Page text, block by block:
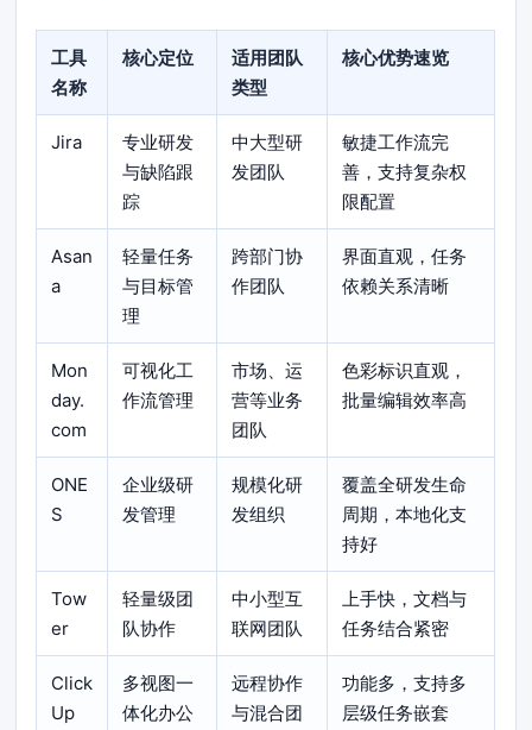
工具
名称
核心定位
适用团队
类型
核心优势速览
Jira
专业研发
与缺陷跟
踪
中大型研
发团队
敏捷工作流完
善，支持复杂权
限配置
Asan
a
轻量任务
与目标管
理
跨部门协
作团队
界面直观，任务
依赖关系清晰
Mon
day.
com
可视化工
作流管理
市场、运
营等业务
团队
色彩标识直观，
批量编辑效率高
ONE
S
企业级研
发管理
规模化研
发组织
覆盖全研发生命
周期，本地化支
持好
Tow
er
轻量级团
队协作
中小型互
联网团队
上手快，文档与
任务结合紧密
Click
Up
多视图一
体化办公
远程协作
与混合团
功能多，支持多
层级任务嵌套